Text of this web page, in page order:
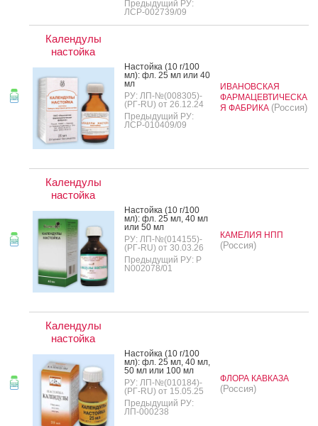
Предыдущий РУ:
ЛСР-002739/09
Календулы
настойка
Нас­той­ка (10 г/100
мл): фл. 25 мл или 40
мл
РУ: ЛП-№(008305)-
(РГ-RU) от 26.12.24
Предыдущий РУ:
ЛСР-010409/09
ИВАНОВСКАЯ
ФАРМАЦЕВТИЧЕСКА
Я ФАБРИКА (Россия)
Календулы
настойка
Нас­той­ка (10 г/100
мл): фл. 25 мл, 40 мл
или 50 мл
РУ: ЛП-№(014155)-
(РГ-RU) от 30.03.26
Предыдущий РУ: Р
N002078/01
КАМЕЛИЯ НПП
(Россия)
Календулы
настойка
Нас­той­ка (10 г/100
мл): фл. 25 мл, 40 мл,
50 мл или 100 мл
РУ: ЛП-№(010184)-
(РГ-RU) от 15.05.25
Предыдущий РУ:
ЛП-000238
ФЛОРА КАВКАЗА
(Россия)